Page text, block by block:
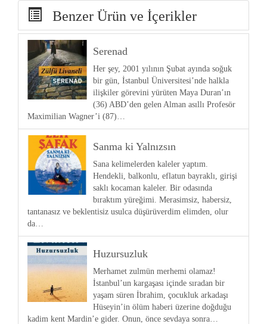
Benzer Ürün ve İçerikler
Serenad
Her şey, 2001 yılının Şubat ayında soğuk
bir gün, İstanbul Üniversitesi’nde halkla
ilişkiler görevini yürüten Maya Duran’ın
(36) ABD’den gelen Alman asıllı Profesör
Maximilian Wagner’i (87)…
Sanma ki Yalnızsın
Sana kelimelerden kaleler yaptım.
Hendekli, balkonlu, eflatun bayraklı, girişi
saklı kocaman kaleler. Bir odasında
bıraktım yüreğimi. Merasimsiz, habersiz,
tantanasız ve beklentisiz usulca düşürüverdim elimden, olur
da…
Huzursuzluk
Merhamet zulmün merhemi olamaz!
İstanbul’un kargaşası içinde sıradan bir
yaşam süren İbrahim, çocukluk arkadaşı
Hüseyin’in ölüm haberi üzerine doğduğu
kadim kent Mardin’e gider. Onun, önce sevdaya sonra…